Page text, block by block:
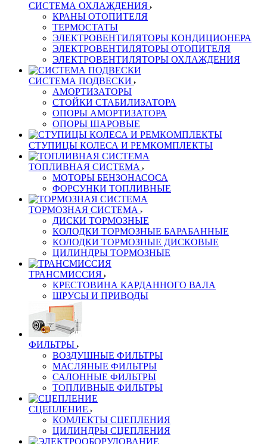
СИСТЕМА ОХЛАЖДЕНИЯ
КРАНЫ ОТОПИТЕЛЯ
ТЕРМОСТАТЫ
ЭЛЕКТРОВЕНТИЛЯТОРЫ КОНДИЦИОНЕРА
ЭЛЕКТРОВЕНТИЛЯТОРЫ ОТОПИТЕЛЯ
ЭЛЕКТРОВЕНТИЛЯТОРЫ ОХЛАЖДЕНИЯ
СИСТЕМА ПОДВЕСКИ
АМОРТИЗАТОРЫ
СТОЙКИ СТАБИЛИЗАТОРА
ОПОРЫ АМОРТИЗАТОРА
ОПОРЫ ШАРОВЫЕ
СТУПИЦЫ КОЛЕСА И РЕМКОМПЛЕКТЫ
ТОПЛИВНАЯ СИСТЕМА
МОТОРЫ БЕНЗОНАСОСА
ФОРСУНКИ ТОПЛИВНЫЕ
ТОРМОЗНАЯ СИСТЕМА
ДИСКИ ТОРМОЗНЫЕ
КОЛОДКИ ТОРМОЗНЫЕ БАРАБАННЫЕ
КОЛОДКИ ТОРМОЗНЫЕ ДИСКОВЫЕ
ЦИЛИНДРЫ ТОРМОЗНЫЕ
ТРАНСМИССИЯ
КРЕСТОВИНА КАРДАННОГО ВАЛА
ШРУСЫ И ПРИВОДЫ
ФИЛЬТРЫ
ВОЗДУШНЫЕ ФИЛЬТРЫ
МАСЛЯНЫЕ ФИЛЬТРЫ
САЛОННЫЕ ФИЛЬТРЫ
ТОПЛИВНЫЕ ФИЛЬТРЫ
СЦЕПЛЕНИЕ
КОМЛЕКТЫ СЦЕПЛЕНИЯ
ЦИЛИНДРЫ СЦЕПЛЕНИЯ